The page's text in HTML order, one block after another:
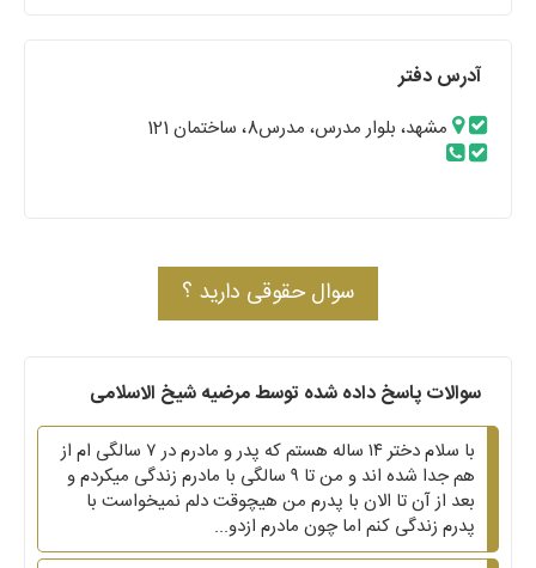
آدرس دفتر
مشهد، بلوار مدرس، مدرس8، ساختمان 121
سوال حقوقی دارید ؟
سوالات پاسخ داده شده توسط مرضیه شیخ الاسلامی
با سلام دختر ۱۴ ساله هستم که پدر و مادرم در ۷ سالگی ام از
هم جدا شده اند و من تا ۹ سالگی با مادرم زندگی میکردم و
بعد از آن تا الان با پدرم من هیچوقت دلم نمیخواست با
پدرم زندگی کنم اما چون مادرم ازدو...